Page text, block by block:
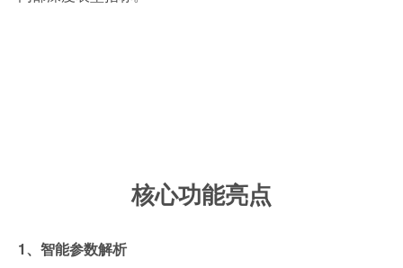
核心功能亮点
1、 智能参数解析